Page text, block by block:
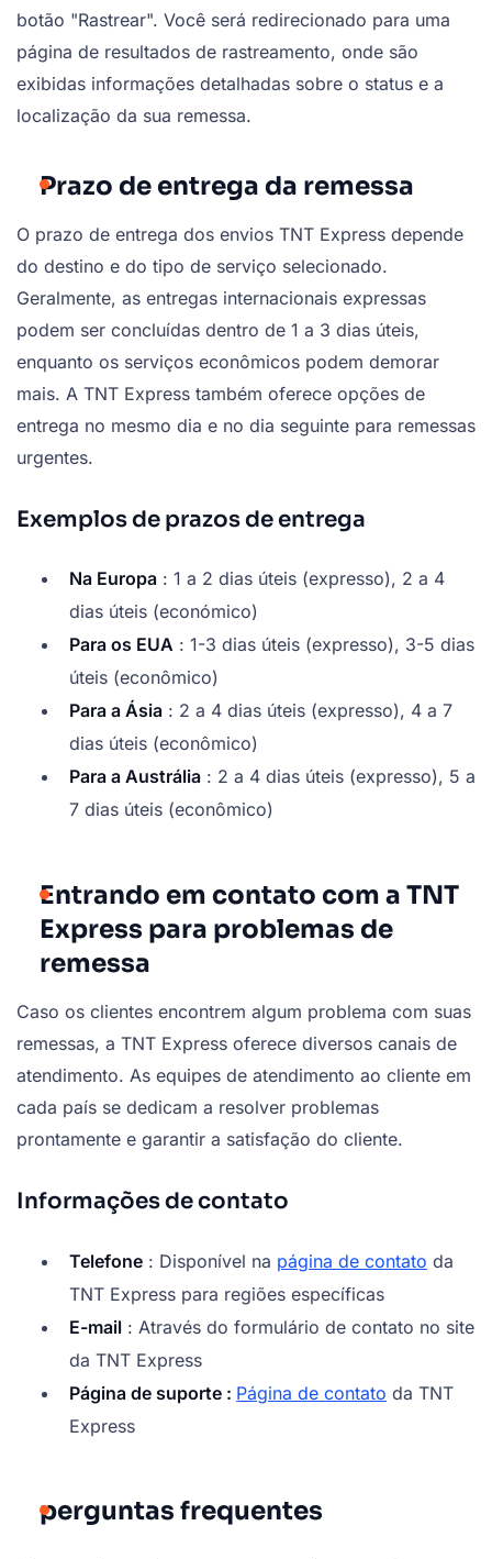
botão "Rastrear". Você será redirecionado para uma
página de resultados de rastreamento, onde são
exibidas informações detalhadas sobre o status e a
localização da sua remessa.
Prazo de entrega da remessa
O prazo de entrega dos envios TNT Express depende
do destino e do tipo de serviço selecionado.
Geralmente, as entregas internacionais expressas
podem ser concluídas dentro de 1 a 3 dias úteis,
enquanto os serviços econômicos podem demorar
mais. A TNT Express também oferece opções de
entrega no mesmo dia e no dia seguinte para remessas
urgentes.
Exemplos de prazos de entrega
Na Europa : 1 a 2 dias úteis (expresso), 2 a 4
dias úteis (económico)
Para os EUA : 1-3 dias úteis (expresso), 3-5 dias
úteis (econômico)
Para a Ásia : 2 a 4 dias úteis (expresso), 4 a 7
dias úteis (econômico)
Para a Austrália : 2 a 4 dias úteis (expresso), 5 a
7 dias úteis (econômico)
Entrando em contato com a TNT
Express para problemas de
remessa
Caso os clientes encontrem algum problema com suas
remessas, a TNT Express oferece diversos canais de
atendimento. As equipes de atendimento ao cliente em
cada país se dedicam a resolver problemas
prontamente e garantir a satisfação do cliente.
Informações de contato
Telefone : Disponível na página de contato da
TNT Express para regiões específicas
E-mail : Através do formulário de contato no site
da TNT Express
Página de suporte : Página de contato da TNT
Express
perguntas frequentes